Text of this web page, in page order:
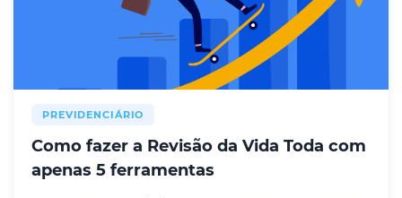
PREVIDENCIÁRIO
Como fazer a Revisão da Vida Toda com
apenas 5 ferramentas